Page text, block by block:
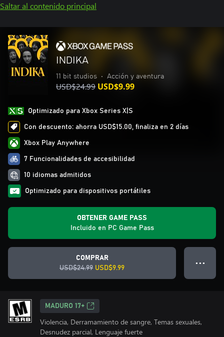
Saltar al contenido principal
INDIKA
11 bit studios • Acción y aventura
USD$24.99 USD$9.99
Optimizado para Xbox Series X|S
Con descuento: ahorra USD$15.00, finaliza en 2 días
Xbox Play Anywhere
7 Funcionalidades de accesibilidad
10 idiomas admitidos
Optimizado para dispositivos portátiles
OBTENER GAME PASS
Incluido en PC Game Pass
COMPRAR
USD$24.99 USD$9.99
● ● ●
MADURO 17+
Violencia, Derramamiento de sangre, Temas sexuales,
Desnudez parcial, Lenguaje fuerte